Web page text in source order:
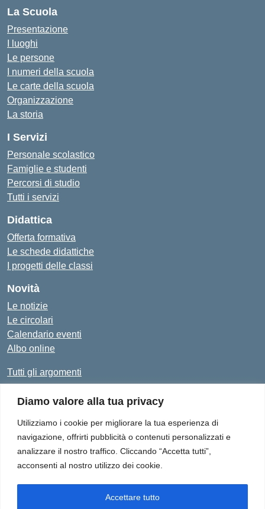
Diamo valore alla tua privacy
Utilizziamo i cookie per migliorare la tua esperienza di
navigazione, offrirti pubblicità o contenuti personalizzati e
analizzare il nostro traffico. Cliccando “Accetta tutti”,
acconsenti al nostro utilizzo dei cookie.
Accettare tutto
La Scuola
Presentazione
I luoghi
Le persone
I numeri della scuola
Le carte della scuola
Organizzazione
La storia
I Servizi
Personale scolastico
Famiglie e studenti
Percorsi di studio
Tutti i servizi
Didattica
Offerta formativa
Le schede didattiche
I progetti delle classi
Novità
Le notizie
Le circolari
Calendario eventi
Albo online
Tutti gli argomenti
Amministrazione TrasparenteAlbo Online
Dichiarazione di accessibilità
Istituto Comprensivo "Don Enrico Smaldone" - Via Europa 1,
SAIC8BN00Q@pec.istruzione.it